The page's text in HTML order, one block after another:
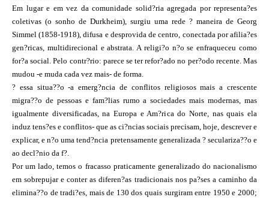
Em lugar e em vez da comunidade solid?ria agregada por representa?es
coletivas (o sonho de Durkheim), surgiu uma rede ? maneira de Georg
Simmel (1858-1918), difusa e desprovida de centro, conectada por afilia?es
gen?ricas, multidirecional e abstrata. A religi?o n?o se enfraqueceu como
for?a social. Pelo contr?rio: parece se ter refor?ado no per?odo recente. Mas
mudou -e muda cada vez mais- de forma.
? essa situa??o -a emerg?ncia de conflitos religiosos mais a crescente
migra??o de pessoas e fam?lias rumo a sociedades mais modernas, mas
igualmente diversificadas, na Europa e Am?rica do Norte, nas quais ela
induz tens?es e conflitos- que as ci?ncias sociais precisam, hoje, descrever e
explicar, e n?o uma tend?ncia pretensamente generalizada ? seculariza??o e
ao decl?nio da f?.
Por um lado, temos o fracasso praticamente generalizado do nacionalismo
em sobrepujar e conter as diferen?as tradicionais nos pa?ses a caminho da
elimina??o de tradi?es, mais de 130 dos quais surgiram entre 1950 e 2000;